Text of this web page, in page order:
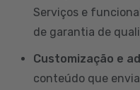
Serviços e
de garantia de
Customização e
conteúdo que